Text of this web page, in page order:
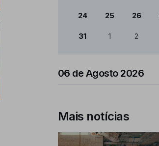
24 25 26
31 1 2
06 de Agosto 2026
Mais notícias